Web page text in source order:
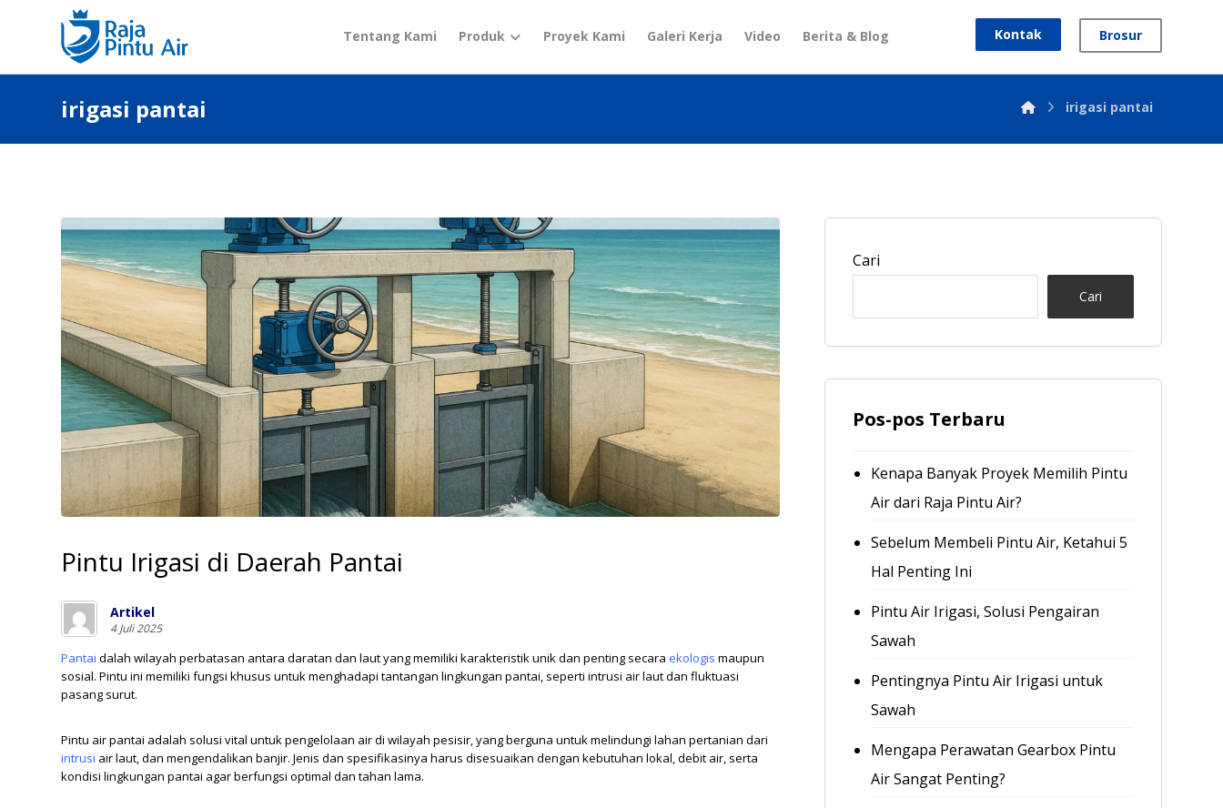
Tentang Kami Produk Proyek Kami Galeri Kerja Video Berita & Blog Brosur
Kontak
irigasi pantai irigasi pantai
Pintu Irigasi di Daerah Pantai
Artikel
4 Juli 2025
Pantaidalah wilayah perbatasan antara daratan dan laut yang memiliki karakteristik unik dan penting secara ekologis maupun
sosial. Pintu ini memiliki fungsi khusus untuk menghadapi tantangan lingkungan pantai, seperti intrusi air laut dan fluktuasi
pasang surut.
Pintu air pantai adalah solusi vital untuk pengelolaan air di wilayah pesisir, yang berguna untuk melindungi lahan pertanian dari
intrusi air laut, dan mengendalikan banjir. Jenis dan spesifikasinya harus disesuaikan dengan kebutuhan lokal, debit air, serta
kondisi lingkungan pantai agar berfungsi optimal dan tahan lama.
Cari
Cari
Pos-pos Terbaru
Kenapa Banyak Proyek Memilih Pintu
Air dari Raja Pintu Air?
Sebelum Membeli Pintu Air, Ketahui 5
Hal Penting Ini
Pintu Air Irigasi, Solusi Pengairan
Sawah
Pentingnya Pintu Air Irigasi untuk
Sawah
Mengapa Perawatan Gearbox Pintu
Air Sangat Penting?